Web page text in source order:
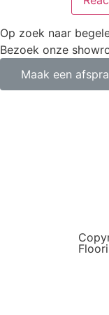
Op zoek naar
Bezoek onze
Maak een